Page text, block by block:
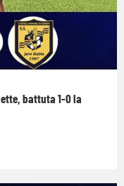
battuta 1-0 la